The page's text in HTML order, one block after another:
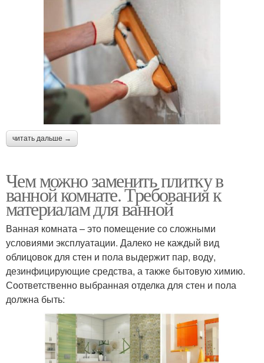
читать дальше →
Чем можно заменить плитку в
ванной комнате. Требования к
материалам для ванной
Ванная комната – это помещение со сложными
условиями эксплуатации. Далеко не каждый вид
облицовок для стен и пола выдержит пар, воду,
дезинфицирующие средства, а также бытовую химию.
Соответственно выбранная отделка для стен и пола
должна быть: